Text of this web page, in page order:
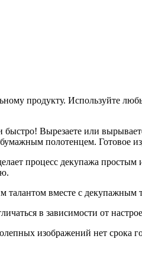
продукту. Используйте
Вырезаете или
полотенцем. Готовое
процесс декупажа
талантом вместе с декупажным
в зависимости от
изображений нет срока